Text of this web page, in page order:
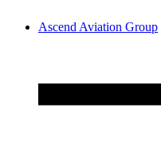
Ascend Aviation Group